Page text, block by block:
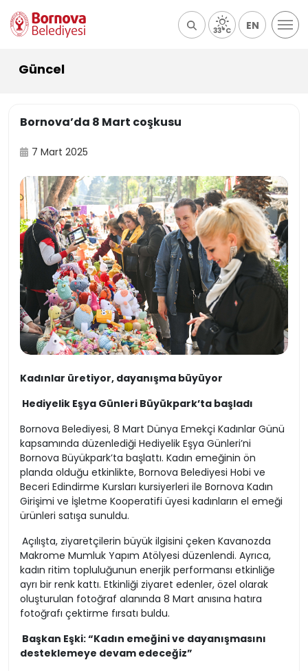
33°C EN
Güncel
Bornova’da 8 Mart coşkusu
7 Mart 2025
Kadınlar üretiyor, dayanışma büyüyor
Hediyelik Eşya Günleri Büyükpark’ta başladı
Bornova Belediyesi, 8 Mart Dünya Emekçi Kadınlar Günü
kapsamında düzenlediği Hediyelik Eşya Günleri’ni
Bornova Büyükpark’ta başlattı. Kadın emeğinin ön
planda olduğu etkinlikte, Bornova Belediyesi Hobi ve
Beceri Edindirme Kursları kursiyerleri ile Bornova Kadın
Girişimi ve İşletme Kooperatifi üyesi kadınların el emeği
ürünleri satışa sunuldu.
Açılışta, ziyaretçilerin büyük ilgisini çeken Kavanozda
Makrome Mumluk Yapım Atölyesi düzenlendi. Ayrıca,
kadın ritim topluluğunun enerjik performansı etkinliğe
ayrı bir renk kattı. Etkinliği ziyaret edenler, özel olarak
oluşturulan fotoğraf alanında 8 Mart anısına hatıra
fotoğrafı çektirme fırsatı buldu.
Başkan Eşki: “Kadın emeğini ve dayanışmasını
desteklemeye devam edeceğiz”